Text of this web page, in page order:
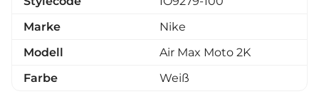
Marke
Nike
Modell
Air Max Moto 2K
Farbe
Weiß